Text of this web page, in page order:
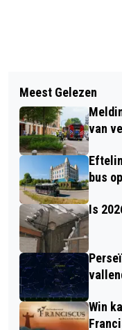
LEZING IN
CHARLES DE
TEAM
Meest Gelezen
van
bus
Is
Win